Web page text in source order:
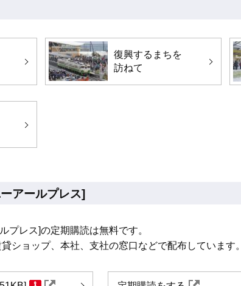
復興するまちを
訪ねて
アールプレス]
プレス]の定期購読は無料です。
ショップ、本社、支社の窓口などで配布しています。